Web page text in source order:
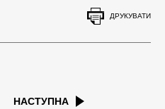
ДРУКУВАТИ
НАСТУПНА